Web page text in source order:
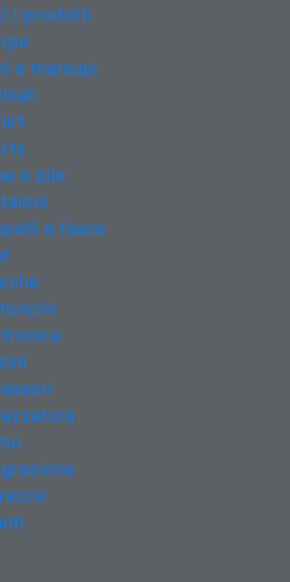
i prodotti
e marsupi
e pile
e fasce